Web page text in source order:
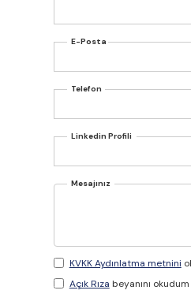
E-Posta
Telefon
Linkedin Profili
Mesajınız
KVKK Aydınlatma metnini
Açık Rıza beyanını